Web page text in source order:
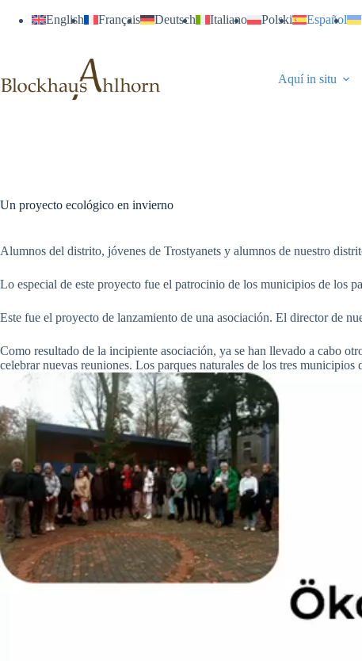
English Français Deutsch Italiano Polski Español
Aquí in situ
Un proyecto ecológico en invierno
Alumnos del distrito, jóvenes de Trostyanets y alumnos de nuestro
Lo especial de este proyecto fue el patrocinio de los municipios de los
Este fue el proyecto de lanzamiento de una asociación. El director de
Como resultado de la incipiente asociación, ya se han llevado a cabo
celebrar nuevas reuniones. Los parques naturales de los tres municipios